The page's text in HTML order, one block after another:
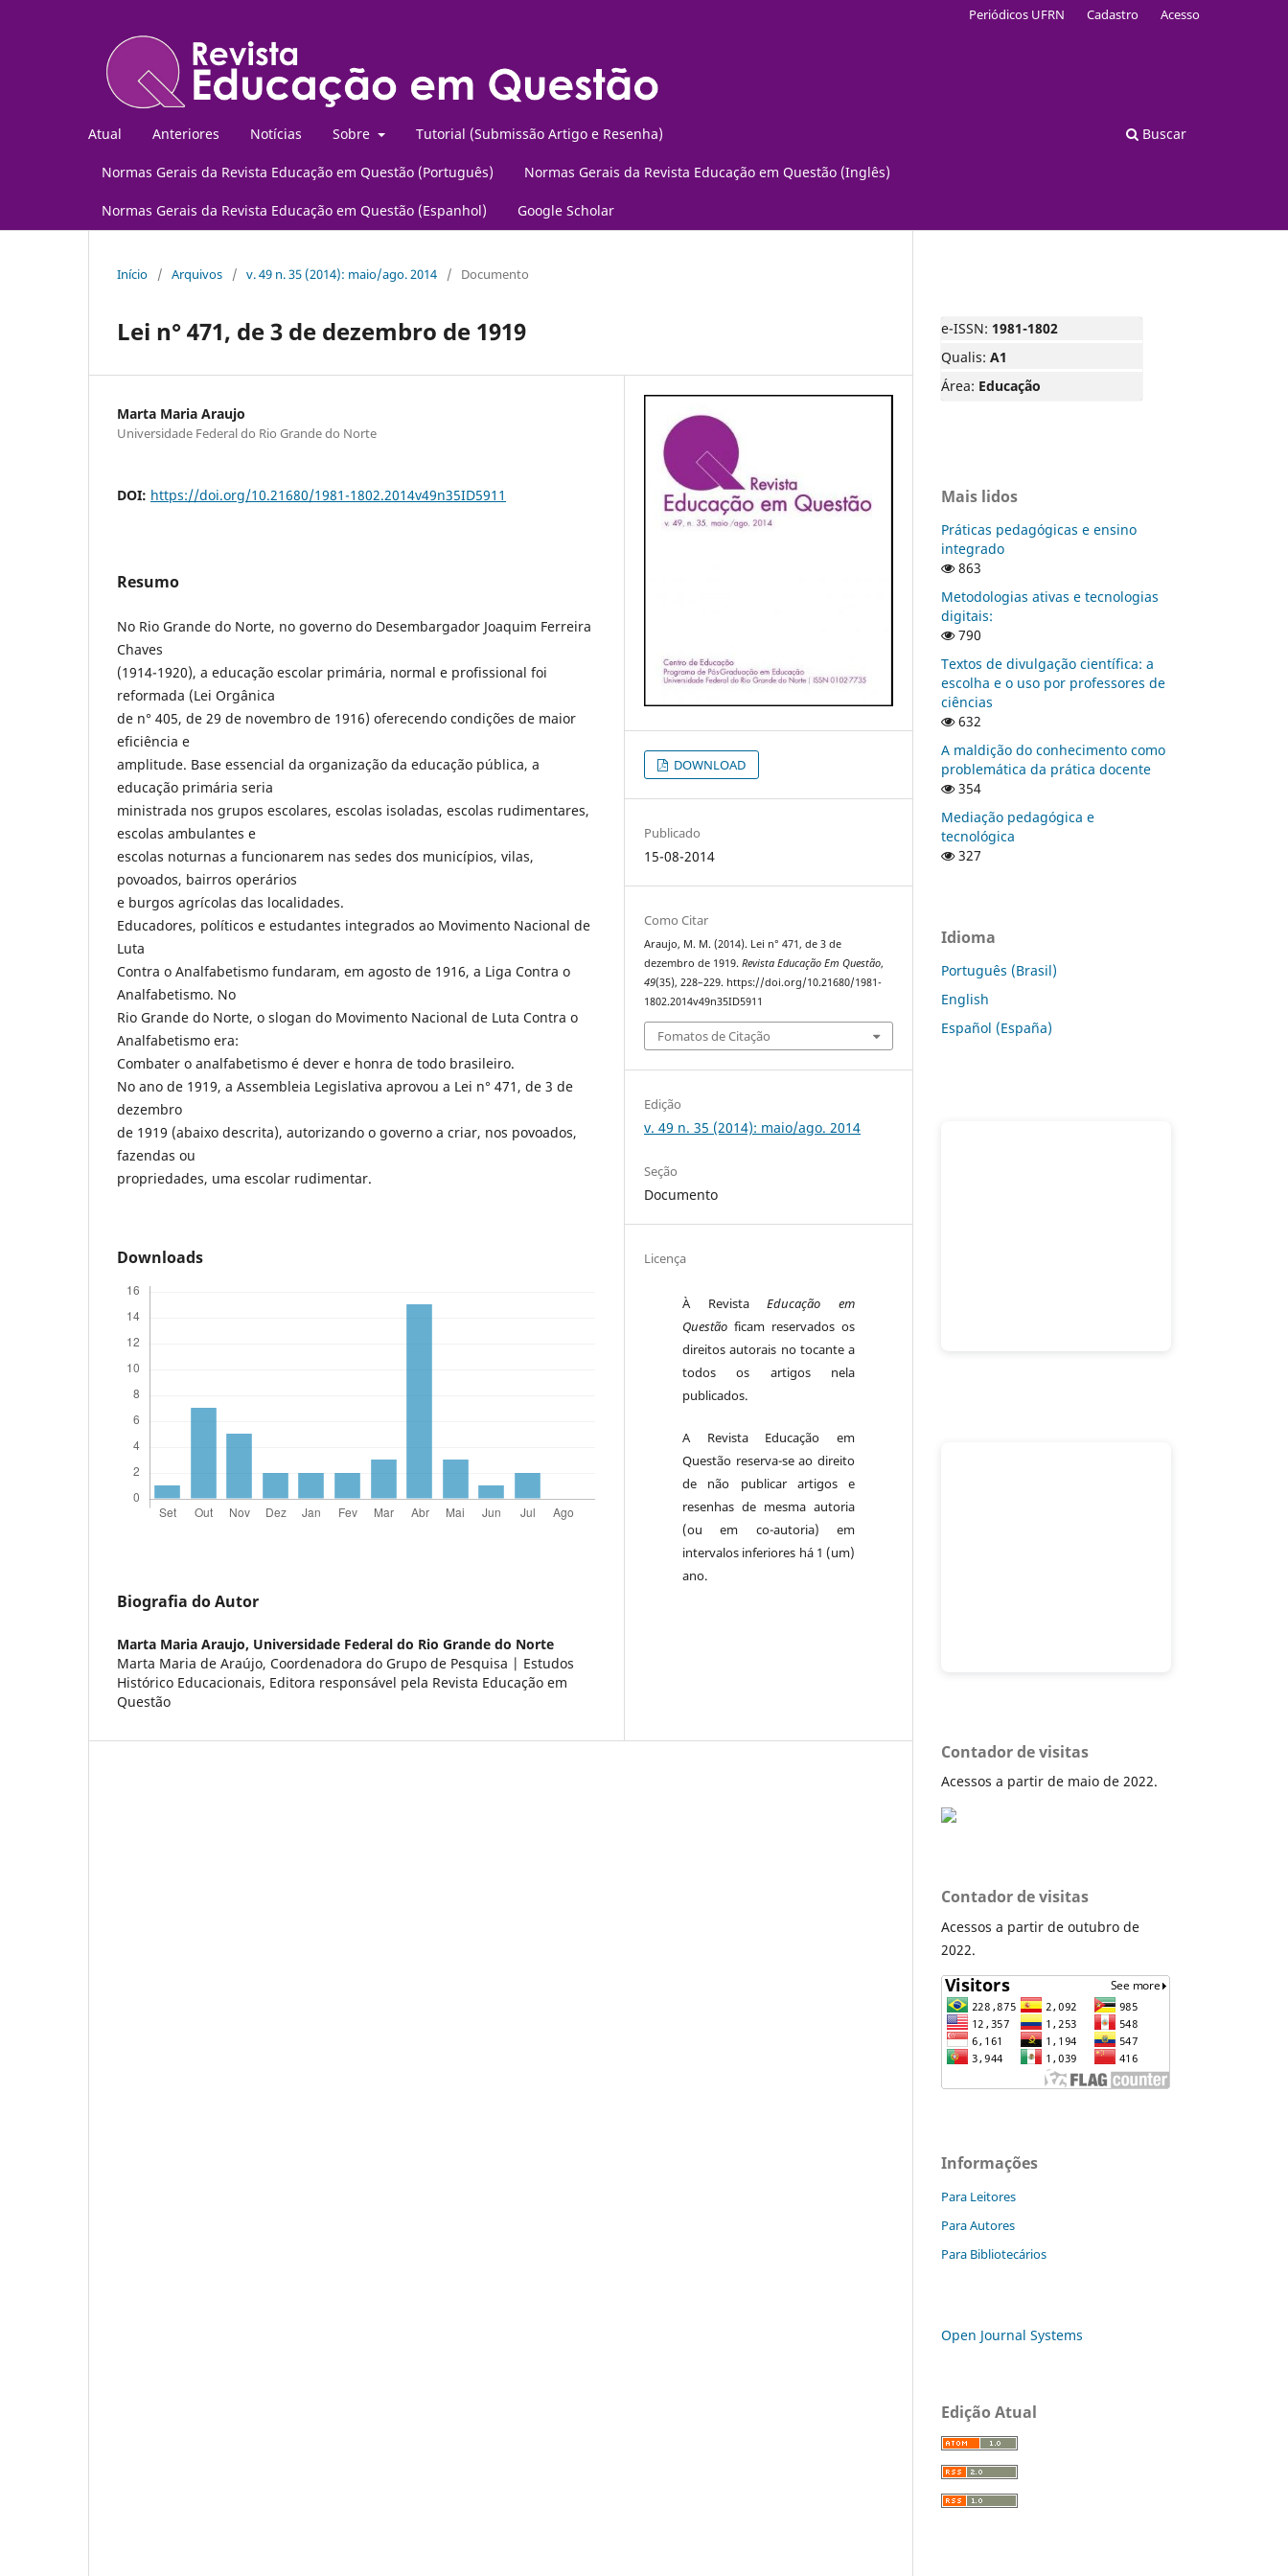
Atual Anteriores Notícias Sobre Tutorial (Submissão Artigo e Resenha)
Normas Gerais da Revista Educação em Questão (Português) Normas Gerais da Revista Educação em Questão (Inglês)
Normas Gerais da Revista Educação em Questão (Espanhol) Google Scholar
Buscar
Periódicos UFRN Cadastro Acesso
Início / Arquivos / v. 49 n. 35 (2014): maio/ago. 2014 / Documento
Lei n° 471, de 3 de dezembro de 1919
Marta Maria Araujo
Universidade Federal do Rio Grande do Norte
DOI: https://doi.org/10.21680/1981-1802.2014v49n35ID5911
Resumo
No Rio Grande do Norte, no governo do Desembargador Joaquim Ferreira
Chaves
(1914-1920), a educação escolar primária, normal e profissional foi
reformada (Lei Orgânica
de n° 405, de 29 de novembro de 1916) oferecendo condições de maior
eficiência e
amplitude. Base essencial da organização da educação pública, a
educação primária seria
ministrada nos grupos escolares, escolas isoladas, escolas rudimentares,
escolas ambulantes e
escolas noturnas a funcionarem nas sedes dos municípios, vilas,
povoados, bairros operários
e burgos agrícolas das localidades.
Educadores, políticos e estudantes integrados ao Movimento Nacional de
Luta
Contra o Analfabetismo fundaram, em agosto de 1916, a Liga Contra o
Analfabetismo. No
Rio Grande do Norte, o slogan do Movimento Nacional de Luta Contra o
Analfabetismo era:
Combater o analfabetismo é dever e honra de todo brasileiro.
No ano de 1919, a Assembleia Legislativa aprovou a Lei n° 471, de 3 de
dezembro
de 1919 (abaixo descrita), autorizando o governo a criar, nos povoados,
fazendas ou
propriedades, uma escolar rudimentar.
Downloads
Biografia do Autor
Marta Maria Araujo, Universidade Federal do Rio Grande do Norte
Marta Maria de Araújo, Coordenadora do Grupo de Pesquisa | Estudos
Histórico Educacionais, Editora responsável pela Revista Educação em
Questão
DOWNLOAD
Publicado
15-08-2014
Como Citar
Araujo, M. M. (2014). Lei n° 471, de 3 de
dezembro de 1919.Revista Educação Em Questão,
49(35), 228–229. https://doi.org/10.21680/1981-
1802.2014v49n35ID5911
Fomatos de Citação
Edição
v. 49 n. 35 (2014): maio/ago. 2014
Seção
Documento
Licença
À RevistaEducação em
Questão ficam reservados os
direitos autorais no tocante a
todos os artigos nela
publicados.
A Revista Educação em
Questão reserva-se ao direito
de não publicar artigos e
resenhas de mesma autoria
(ou em co-autoria) em
intervalos inferiores há 1 (um)
ano.
e-ISSN: 1981-1802
Qualis: A1
Área: Educação
Mais lidos
Práticas pedagógicas e ensino
integrado
863
Metodologias ativas e tecnologias
digitais:
790
Textos de divulgação científica: a
escolha e o uso por professores de
ciências
632
A maldição do conhecimento como
problemática da prática docente
354
Mediação pedagógica e
tecnológica
327
Idioma
Português (Brasil)
English
Español (España)
Contador de visitas
Acessos a partir de maio de 2022.
Contador de visitas
Acessos a partir de outubro de
2022.
Informações
Para Leitores
Para Autores
Para Bibliotecários
Open Journal Systems
Edição Atual